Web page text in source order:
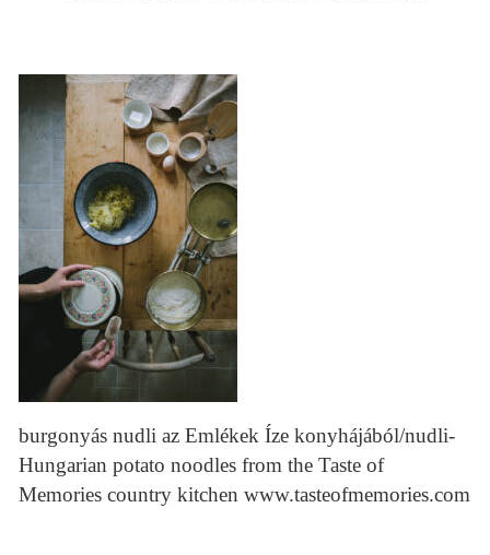
burgonyás nudli az Emlékek Íze konyhájából/nudli-
Hungarian potato noodles from the Taste of
Memories country kitchen www.tasteofmemories.com